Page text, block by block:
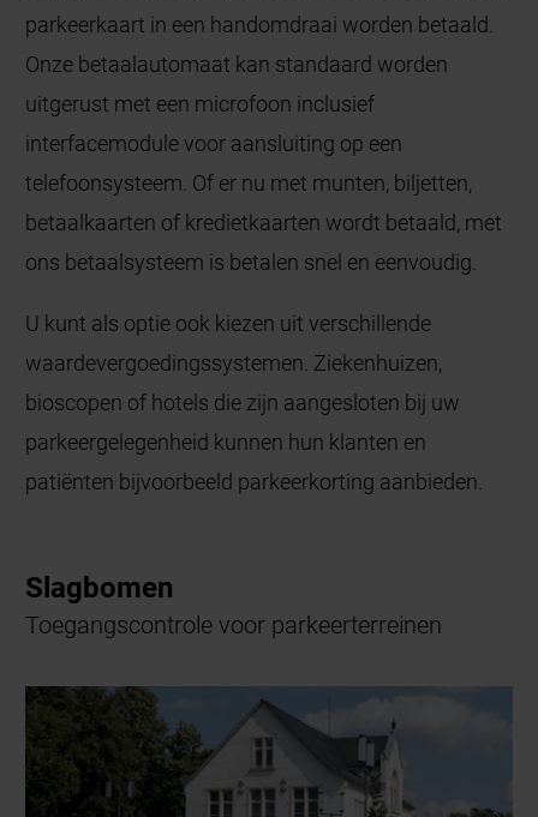
parkeerkaart in een handomdraai worden betaald.
Onze betaalautomaat kan standaard worden
uitgerust met een microfoon inclusief
interfacemodule voor aansluiting op een
telefoonsysteem. Of er nu met munten, biljetten,
betaalkaarten of kredietkaarten wordt betaald, met
ons betaalsysteem is betalen snel en eenvoudig.
U kunt als optie ook kiezen uit verschillende
waardevergoedingssystemen. Ziekenhuizen,
bioscopen of hotels die zijn aangesloten bij uw
parkeergelegenheid kunnen hun klanten en
patiënten bijvoorbeeld parkeerkorting aanbieden.
Slagbomen
Toegangscontrole voor parkeerterreinen